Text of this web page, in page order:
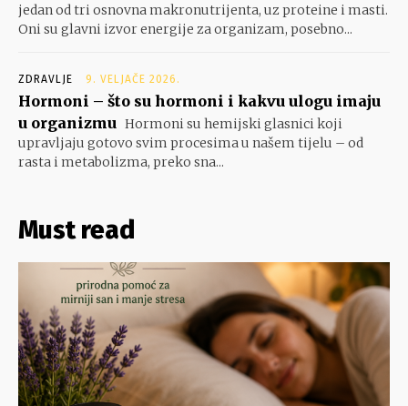
jedan od tri osnovna makronutrijenta, uz proteine i masti.
Oni su glavni izvor energije za organizam, posebno...
ZDRAVLJE 9. VELJAČE 2026.
Hormoni – što su hormoni i kakvu ulogu imaju
u organizmu Hormoni su hemijski glasnici koji
upravljaju gotovo svim procesima u našem tijelu – od
rasta i metabolizma, preko sna...
Must read